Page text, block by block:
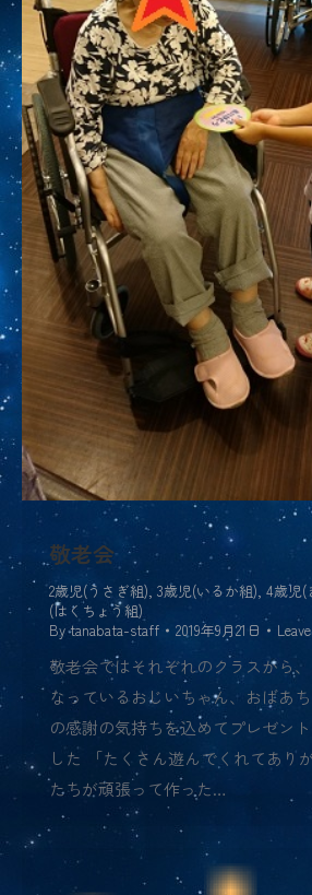
敬老会
2歳児(うさぎ組), 3歳児(いるか組), 4歳児(
(はくちょう組)
Bytanabata-staff 2019年9月21日
敬老会ではそれぞれのクラスから
なっているおじいちゃん、おばあ
の感謝の気持ちを込めてプレゼン
した 「たくさん遊んでくれてあり
たちが頑張って作った…